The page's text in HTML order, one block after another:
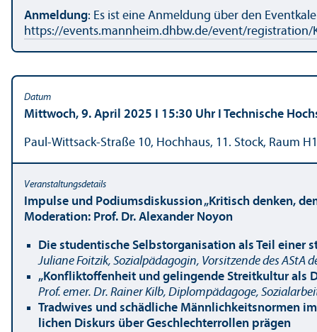
Anmeldung: Es ist eine Anmeldung über den
https://events.mannheim.dhbw.de/event/registration/
Mittwoch, 9. April 2025 I 15:30 Uhr I Technische
Paul-Wittsack-Straße 10, Hochhaus, 11. Stock, Raum
Impulse und Podiumsdiskussion „Kritisch denken,
Moderation: Prof. Dr. Alexander Noyon
Die studentische Selbst­organisation als Teil einer
Juliane Foitzik, Sozialpädagogin, Vorsitzende des
„Konfliktoffenheit und gelingende Streitkultur als
Prof. emer. Dr. Rainer Kilb, Diplompädagoge,
Tradwives und schädliche Männlichkeits­normen
lichen Diskurs über Geschlechterrollen prägen